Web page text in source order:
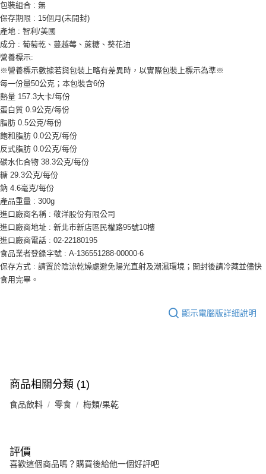
包裝組合 : 無
保存期限 : 15個月(未開封)
產地 : 智利/美國
成分 : 葡萄乾、蔓越莓、蔗糖、葵花油
營養標示:
※營養標示數據若與包裝上略有差異時，以實際包裝上標示為準※
每一份量50公克；本包裝含6份
熱量 157.3大卡/每份
蛋白質 0.9公克/每份
脂肪 0.5公克/每份
飽和脂肪 0.0公克/每份
反式脂肪 0.0公克/每份
碳水化合物 38.3公克/每份
糖 29.3公克/每份
鈉 4.6毫克/每份
產品重量 : 300g
進口廠商名稱 : 敬洋股份有限公司
進口廠商地址 : 新北市新店區民權路95號10樓
進口廠商電話 : 02-22180195
食品業者登錄字號 : A-136551288-00000-6
保存方式 : 請置於陰涼乾燥處避免陽光直射及潮濕環境；開封後請冷藏並儘快
食用完畢。
顯示電腦版詳細說明
商品相關分類 (1)
食品飲料 零食 梅類/果乾
評價
喜歡這個商品嗎？購買後給他一個好評吧